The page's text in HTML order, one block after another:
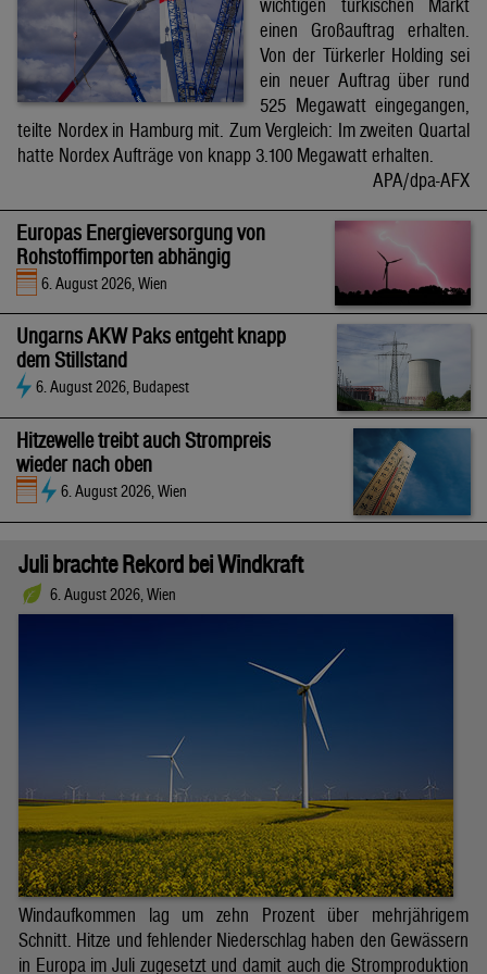
wichtigen türkischen Markt
einen Großauftrag erhalten.
Von der Türkerler Holding sei
ein neuer Auftrag über rund
525 Megawatt eingegangen,
teilte Nordex in Hamburg mit. Zum Vergleich: Im zweiten Quartal
hatte Nordex Aufträge von knapp 3.100 Megawatt erhalten.
APA/dpa-AFX
Europas Energieversorgung von
Rohstoffimporten abhängig
6. August 2026, Wien
Ungarns AKW Paks entgeht knapp
dem Stillstand
6. August 2026, Budapest
Hitzewelle treibt auch Strompreis
wieder nach oben
6. August 2026, Wien
Juli brachte Rekord bei Windkraft
6. August 2026, Wien
Windaufkommen lag um zehn Prozent über mehrjährigem
Schnitt. Hitze und fehlender Niederschlag haben den Gewässern
in Europa im Juli zugesetzt und damit auch die Stromproduktion